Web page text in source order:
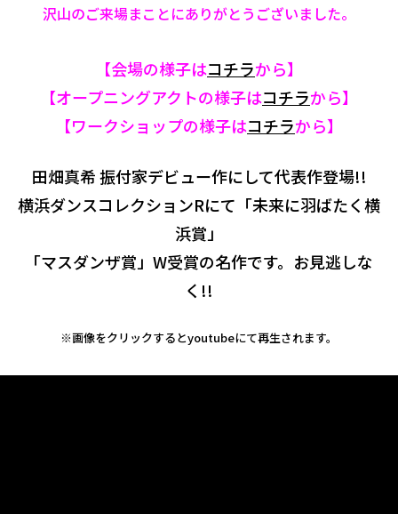
沢山のご来場まことにありがとうございました。
【会場の様子はコチラから】
【オープニングアクトの様子はコチラから】
【ワークショップの様子はコチラから】
田畑真希 振付家デビュー作にして代表作登場!!
横浜ダンスコレクションRにて「未来に羽ばたく横
浜賞」
「マスダンザ賞」W受賞の名作です。お見逃しな
く!!
※画像をクリックするとyoutubeにて再生されます。